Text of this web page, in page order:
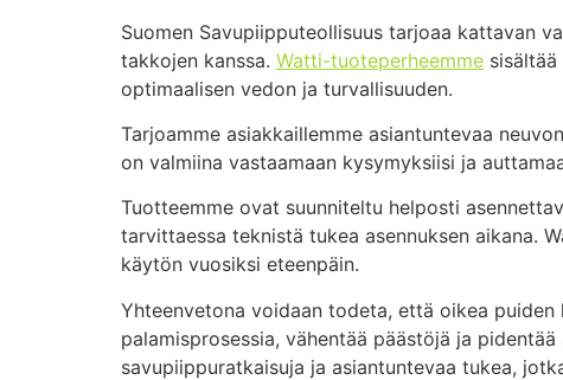
Suomen Savupiipputeollisuus tarjoaa kattavan
takkojen kanssa. Watti-tuoteperheemme
optimaalisen vedon ja turvallisuuden.
Tarjoamme asiakkaillemme asiantuntevaa
on valmiina vastaamaan kysymyksiisi ja
Tuotteemme ovat suunniteltu helposti
tarvittaessa teknistä tukea asennuksen aikana.
käytön vuosiksi eteenpäin.
Yhteenvetona voidaan todeta, että oikea
palamisprosessia, vähentää päästöjä ja
savupiippuratkaisuja ja asiantuntevaa tukea,